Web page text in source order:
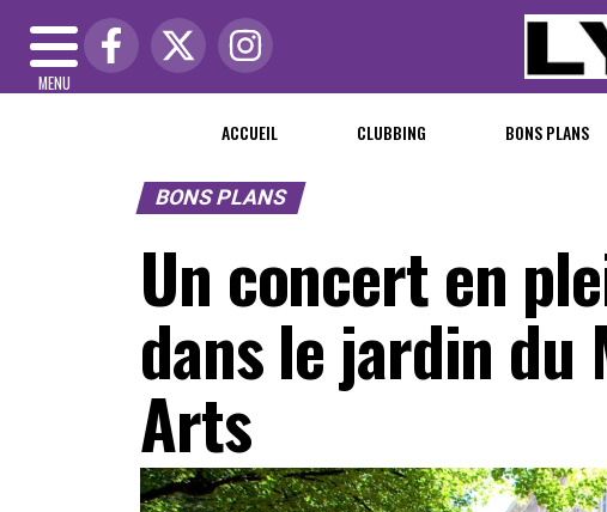
MENU
ACCUEIL CLUBBING BONS PLANS
BONS PLANS
Un concert en
dans le jardin du
Arts